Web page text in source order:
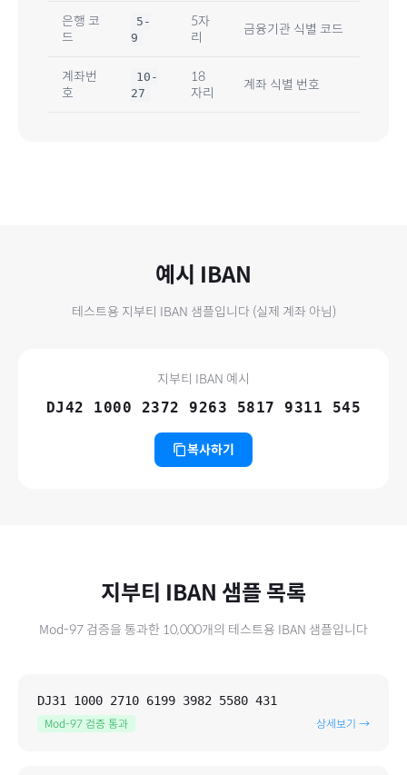
은행 코
드
5 -
9
5자
리
금융기관 식별 코드
계좌번
호
10 -
27
18
자리
계좌 식별 번호
예시 IBAN
테스트용 지부티 IBAN 샘플입니다 (실제 계좌 아님)
지부티 IBAN 예시
DJ42 1000 2372 9263 5817 9311 545
복사하기
지부티 IBAN 샘플 목록
Mod-97 검증을 통과한 10,000개의 테스트용 IBAN 샘플입니다
DJ31 1000 2710 6199 3982 5580 431
Mod-97 검증 통과 상세보기 →